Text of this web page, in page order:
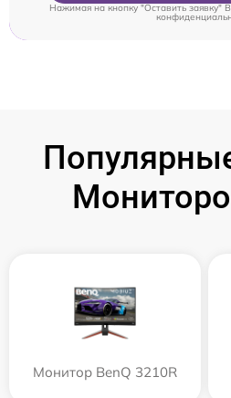
Нажимая на кнопку "Оставить заявку"
Монитор BenQ 3210R